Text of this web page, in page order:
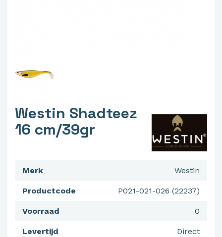
Westin Shadteez
16 cm/39gr
Westin
Merk
P021-021-026 (22237)
Productcode
0
Voorraad
Direct
Levertijd